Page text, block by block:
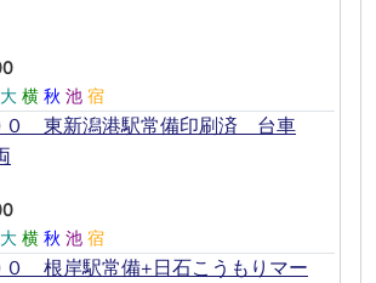
大 横 秋 池 宿
０ 東新潟港駅常備印刷済 台車
大 横 秋 池 宿
０ 根岸駅常備+日石こうもりマー